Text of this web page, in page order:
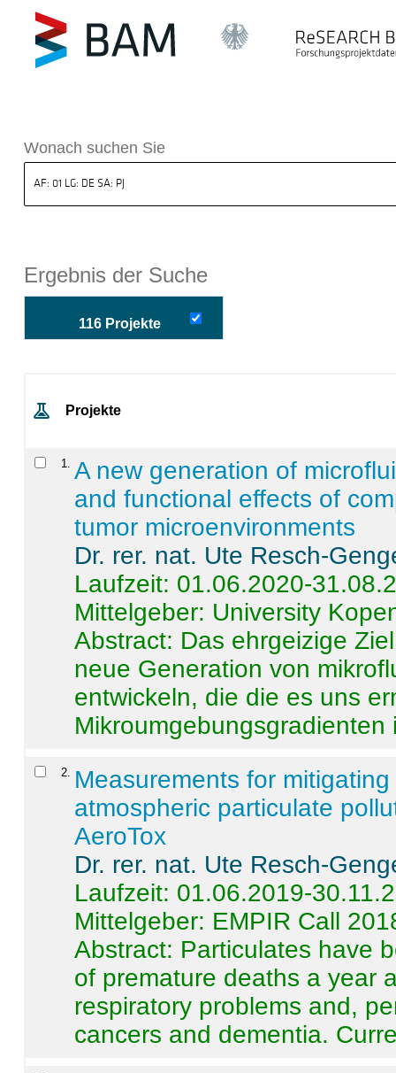
BAM
Wonach suchen Sie
Ergebnis der Suche
116 Projekte
Projekte
1
A new generation of
and functional effects of
tumor microenvironments
Dr. rer. nat. Ute Resch-
Laufzeit: 01.06.2020-
Mittelgeber: University
Abstract: Das ehrgeizige
neue Generation von
entwickeln, die die es uns
Mikroumgebungsgradienten
2
Measurements for
atmospheric particulate
AeroTox
Dr. rer. nat. Ute Resch-
Laufzeit: 01.06.2019-
Mittelgeber: EMPIR Call
Abstract: Particulates have
of premature deaths a year
respiratory problems and,
cancers and dementia.